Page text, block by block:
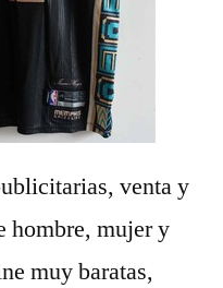
venta y
hombre, mujer y
muy baratas,